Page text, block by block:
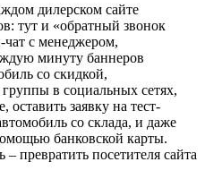
дилерском сайте
тут и «обратный звонок
с менеджером,
минуту баннеров
со скидкой,
в социальных сетях,
оставить заявку на тест-
со склада, и даже
банковской карты.
превратить посетителя сайта